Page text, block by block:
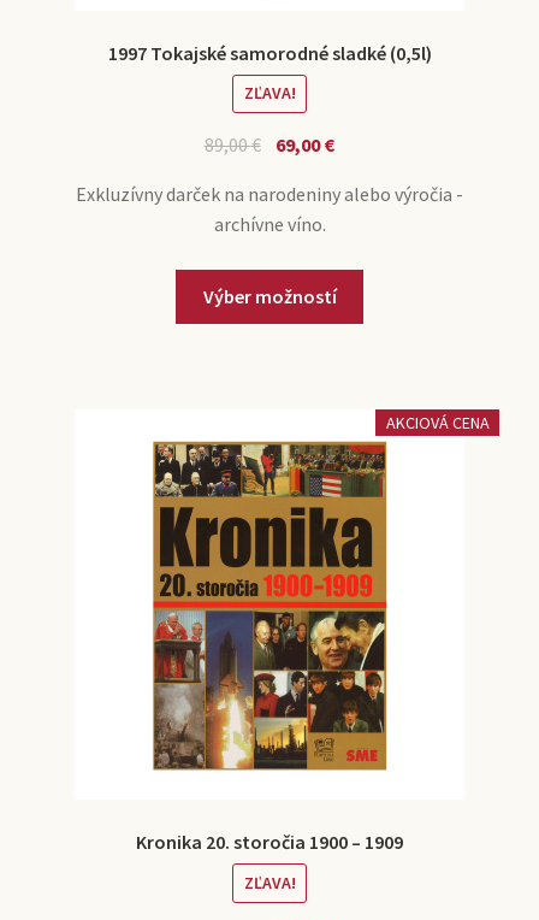
1997 Tokajské samorodné sladké (0,5l)
ZĽAVA!
89,00€ 69,00€
Exkluzívny darček na narodeniny alebo výročia -
archívne víno.
Výber možností
AKCIOVÁ CENA
Kronika 20. storočia 1900 – 1909
ZĽAVA!